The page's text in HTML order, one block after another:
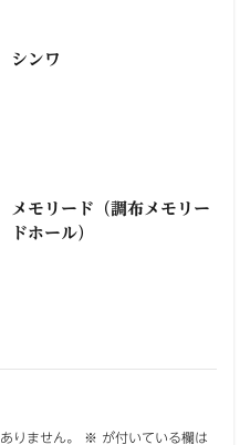
シンワ
メモリード（調布メモリー
ドホール）
りません。 ※ が付いている欄は